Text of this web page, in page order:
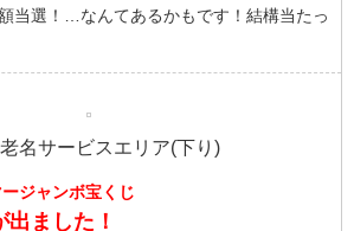
当選！…なんてあるかもです！結構当たっ
名サービスエリア(下り)
ジャンボ宝くじ
ました！